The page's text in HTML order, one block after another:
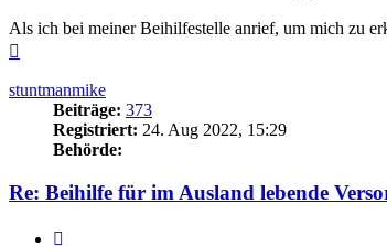
Als ich bei meiner Beihilfestelle anrief, um mich zu
stuntmanmike
Beiträge: 373
Registriert: 24. Aug 2022, 15:29
Behörde:
Re: Beihilfe für im Ausland lebende